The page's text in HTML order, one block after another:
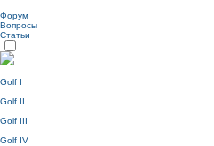
Форум
Вопросы
Статьи
Golf I
Golf II
Golf III
Golf IV